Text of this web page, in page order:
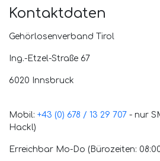
Kontaktdaten
Gehörlosenverband Tirol
Ing.-Etzel-Straße 67
6020 Innsbruck
Mobil: +43 (0) 678 / 13 29 707 - nur
Hackl)
Erreichbar Mo-Do (Bürozeiten: